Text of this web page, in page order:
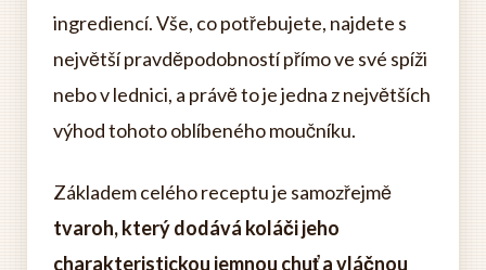
ingrediencí. Vše, co potřebujete, najdete s
největší pravděpodobností přímo ve své spíži
nebo v lednici, a právě to je jedna z největších
výhod tohoto oblíbeného moučníku.
Základem celého receptu je samozřejmě
tvaroh, který dodává koláči jeho
charakteristickou jemnou chuť a vláčnou